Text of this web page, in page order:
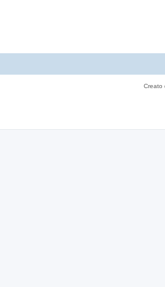
Creato